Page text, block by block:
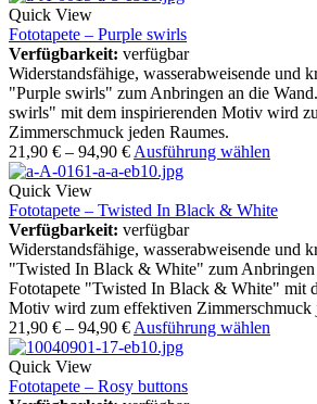
Quick View
Fototapete – Purple swirls
Verfügbarkeit: verfügbar
Widerstandsfähige, wasserabweisende und
"Purple swirls" zum Anbringen an die
swirls" mit dem inspirierenden Motiv wird
Zimmerschmuck jeden Raumes.
21,90 € – 94,90 € Ausführung wählen
Quick View
Fototapete – Twisted In Black & White
Verfügbarkeit: verfügbar
Widerstandsfähige, wasserabweisende und
"Twisted In Black & White" zum Anbringen
Fototapete "Twisted In Black & White" mit
Motiv wird zum effektiven Zimmerschmuck
21,90 € – 94,90 € Ausführung wählen
Quick View
Fototapete – Rosy buttons